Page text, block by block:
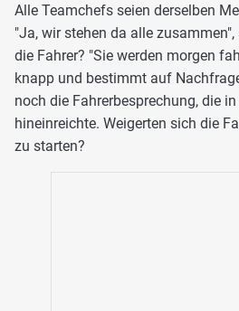
Alle Teamchefs seien derselben
"Ja, wir stehen da alle
die Fahrer? "Sie werden morgen
knapp und bestimmt auf
noch die Fahrerbesprechung, die
hineinreichte. Weigerten sich die
zu starten?